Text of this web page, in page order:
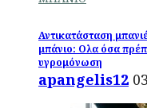
Αντικατάσταση
μπάνιο: Ολα όσα
υγρομόνωση
apangelis12